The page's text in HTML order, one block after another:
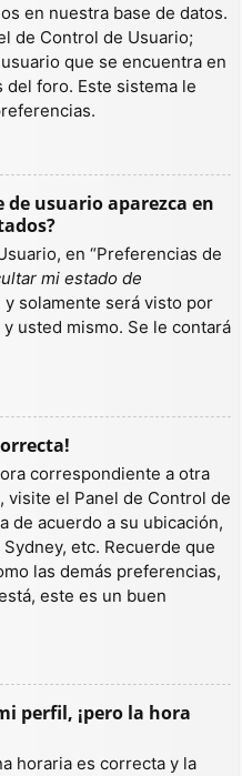
en nuestra base de datos.
de Control de Usuario;
que se encuentra en
foro. Este sistema le
usuario aparezca en
en “Preferencias de
mi estado de
solamente será visto por
usted mismo. Se le contará
correspondiente a otra
visite el Panel de Control de
de acuerdo a su ubicación,
etc. Recuerde que
las demás preferencias,
este es un buen
perfil, ¡pero la hora
horaria es correcta y la